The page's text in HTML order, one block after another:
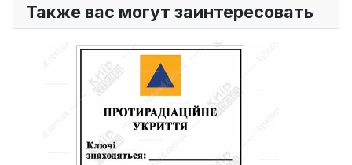
Также вас могут заинтересовать